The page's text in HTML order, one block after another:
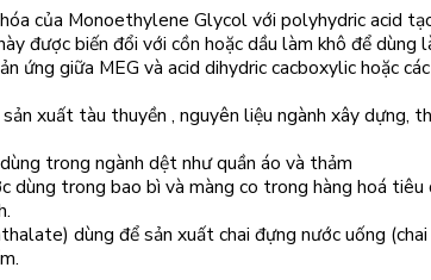
của Monoethylene Glycol với polyhydric acid
được biến đổi với cồn hoặc dầu làm khô để dùng
ứng giữa MEG và acid dihydric cacboxylic hoặc các
xuất tàu thuyền , nguyên liệu ngành xây dựng,
trong ngành dệt như quần áo và thảm
dùng trong bao bì và màng co trong hàng hoá tiêu
dùng để sản xuất chai đựng nước uống